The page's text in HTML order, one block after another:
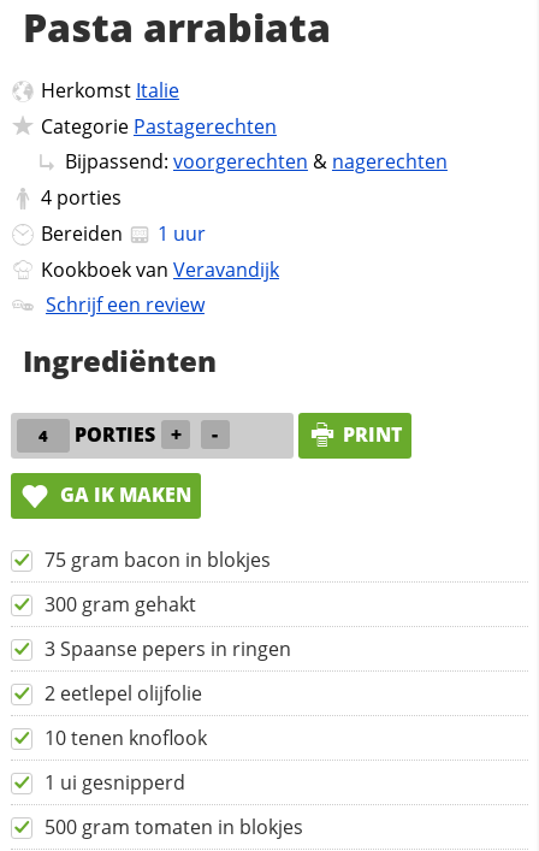
Pasta arrabiata
Herkomst Italie
Categorie Pastagerechten
Bijpassend: voorgerechten & nagerechten
4 porties
Bereiden
1 uur
Kookboek van Veravandijk
Schrijf een review
Ingrediënten
PORTIES + - PRINT
GA IK MAKEN
75 gram bacon in blokjes
300 gram gehakt
3 Spaanse pepers in ringen
2 eetlepel olijfolie
10 tenen knoflook
1 ui gesnipperd
500 gram tomaten in blokjes